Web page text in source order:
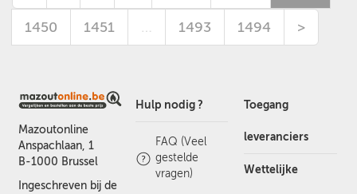
1450 1451 … 1493 1494 >
Mazoutonline
Anspachlaan, 1
B-1000 Brussel
Ingeschreven bij de
Hulp nodig ?
FAQ (Veel
gestelde
vragen)
Toegang
leveranciers
Wettelijke